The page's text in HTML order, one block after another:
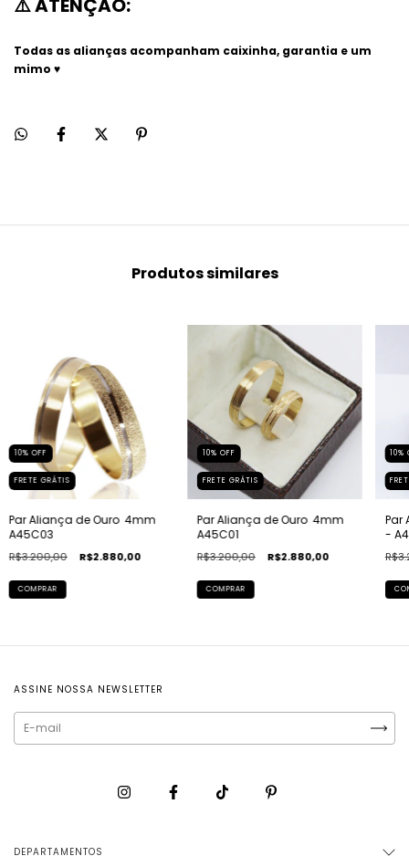
⚠️ ATENÇÃO:
Todas as alianças acompanham caixinha, garantia e um
mimo ♥
Produtos similares
10%OFF
FRETE GRÁTIS
Par Aliança de Ouro  4mm 
A45C03
R$3.200,00 R$2.880,00
COMPRAR
10% OFF
FRETE GRÁTIS
Par Aliança de Ouro  4mm 
A45C01
R$3.200,00 R$2.880,00
COMPRAR
10%
Par
-
ASSINE NOSSA NEWSLETTER
DEPARTAMENTOS